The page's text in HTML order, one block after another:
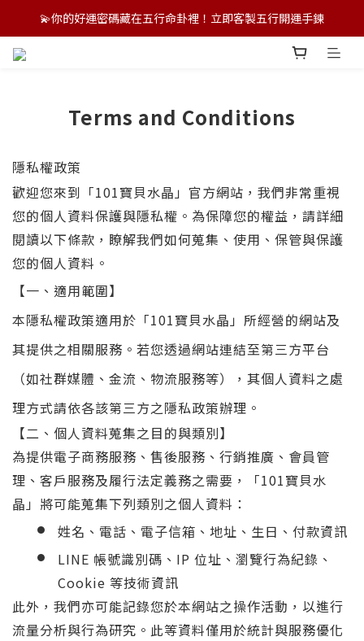
💫你的好運密碼藏在五行命卦裡！立即客製五行開運手鍊
💫你的好運密碼藏在五行命卦裡！立即客製五行開運手鍊
🌏 港澳新加坡跨境配送中｜支援多幣別結帳，訂製專屬好運！
Terms and Conditions
隱私權政策
歡迎您來到「101寶貝水晶」官方網站，我們非常重視
您的個人資料保護與隱私權。為保障您的權益，請詳細
閱讀以下條款，瞭解我們如何蒐集、使用、保管與保護
您的個人資料。
【一、適用範圍】
本隱私權政策適用於「101寶貝水晶」所經營的網站及
其提供之相關服務。若您透過網站連結至第三方平台
（如社群媒體、金流、物流服務等），其個人資料之處
理方式請依各該第三方之隱私政策辦理。
【二、個人資料蒐集之目的與類別】
為提供電子商務服務、售後服務、行銷推廣、會員管
理、客戶服務及履行法定義務之需要，「101寶貝水
晶」將可能蒐集下列類別之個人資料：
姓名、電話、電子信箱、地址、生日、付款資訊
LINE 帳號識別碼、IP 位址、瀏覽行為紀錄、
Cookie 等技術資訊
此外，我們亦可能記錄您於本網站之操作活動，以進行
流量分析與行為研究。此等資料僅用於統計與服務優化